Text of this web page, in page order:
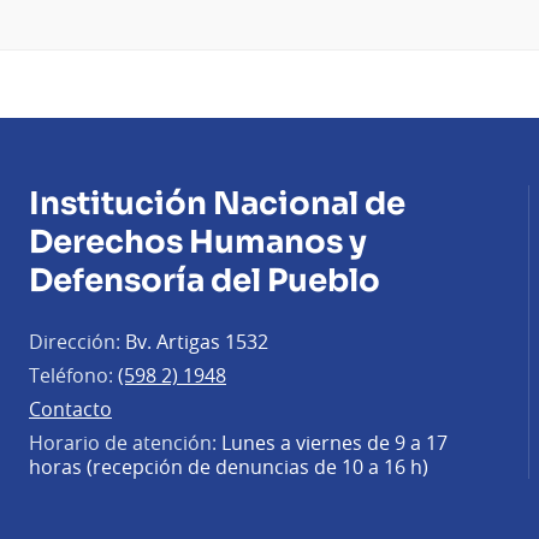
Institución Nacional de
Derechos Humanos y
Defensoría del Pueblo
Dirección: Bv. Artigas 1532
Teléfono: (598 2) 1948
Contacto
Horario de atención: Lunes a viernes de 9 a 17
horas (recepción de denuncias de 10 a 16 h)